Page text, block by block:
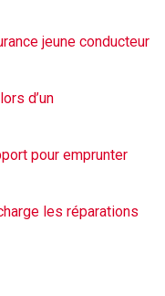
jeune conducteur
d’un
pour emprunter
les réparations